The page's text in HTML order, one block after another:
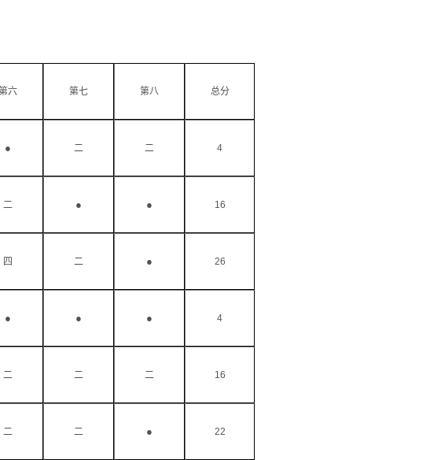
六 第七 第八 总分
● 二 二 4
二 ● ● 16
四 二 ● 26
● ● ● 4
二 二 二 16
二 二 ● 22